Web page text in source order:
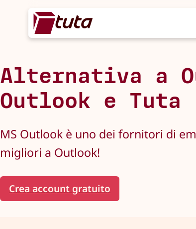
Alternativa a
Outlook e Tuta
MS Outlook è uno dei fornitori di
migliori a Outlook!
Crea account gratuito